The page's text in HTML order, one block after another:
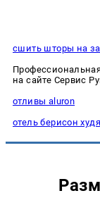
сшить шторы на
на сайте Сервис
отливы aluron
отель берисон